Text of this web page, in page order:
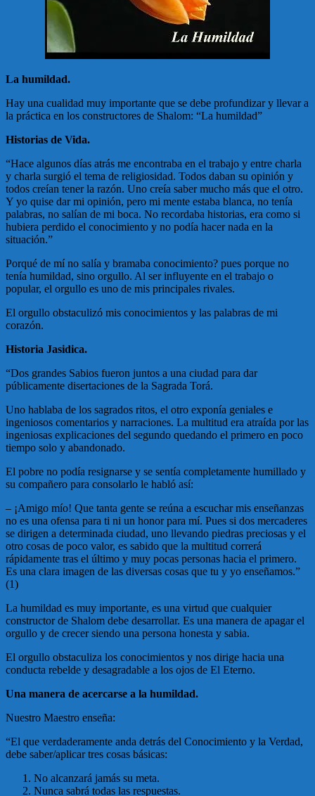
La humildad.
Hay una cualidad muy importante que se debe profundizar y llevar a
la práctica en los constructores de Shalom: “La humildad”
Historias de Vida.
“Hace algunos días atrás me encontraba en el trabajo y entre charla
y charla surgió el tema de religiosidad. Todos daban su opinión y
todos creían tener la razón. Uno creía saber mucho más que el otro.
Y yo quise dar mi opinión, pero mi mente estaba blanca, no tenía
palabras, no salían de mi boca. No recordaba historias, era como si
hubiera perdido el conocimiento y no podía hacer nada en la
situación.”
Porqué de mí no salía y bramaba conocimiento? pues porque no
tenía humildad, sino orgullo. Al ser influyente en el trabajo o
popular, el orgullo es uno de mis principales rivales.
El orgullo obstaculizó mis conocimientos y las palabras de mi
corazón.
Historia Jasidica.
“Dos grandes Sabios fueron juntos a una ciudad para dar
públicamente disertaciones de la Sagrada Torá.
Uno hablaba de los sagrados ritos, el otro exponía geniales e
ingeniosos comentarios y narraciones. La multitud era atraída por las
ingeniosas explicaciones del segundo quedando el primero en poco
tiempo solo y abandonado.
El pobre no podía resignarse y se sentía completamente humillado y
su compañero para consolarlo le habló así:
– ¡Amigo mío! Que tanta gente se reúna a escuchar mis enseñanzas
no es una ofensa para ti ni un honor para mí. Pues si dos mercaderes
se dirigen a determinada ciudad, uno llevando piedras preciosas y el
otro cosas de poco valor, es sabido que la multitud correrá
rápidamente tras el último y muy pocas personas hacia el primero.
Es una clara imagen de las diversas cosas que tu y yo enseñamos.”
(1)
La humildad es muy importante, es una virtud que cualquier
constructor de Shalom debe desarrollar. Es una manera de apagar el
orgullo y de crecer siendo una persona honesta y sabia.
El orgullo obstaculiza los conocimientos y nos dirige hacia una
conducta rebelde y desagradable a los ojos de El Eterno.
Una manera de acercarse a la humildad.
Nuestro Maestro enseña:
“El que verdaderamente anda detrás del Conocimiento y la Verdad,
debe saber/aplicar tres cosas básicas:
No alcanzará jamás su meta.
Nunca sabrá todas las respuestas.